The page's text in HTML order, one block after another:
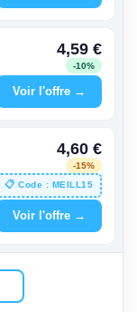
4,59 €
-10%
Voir l'offre →
4,60 €
-15%
📋 Code : MEILL15
Voir l'offre →